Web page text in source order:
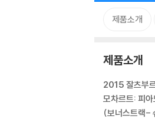
제품소개
제품소개
2015 잘츠부
모차르트: 피
(보너스트랙-